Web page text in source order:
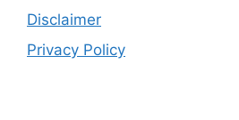
Disclaimer
Privacy Policy